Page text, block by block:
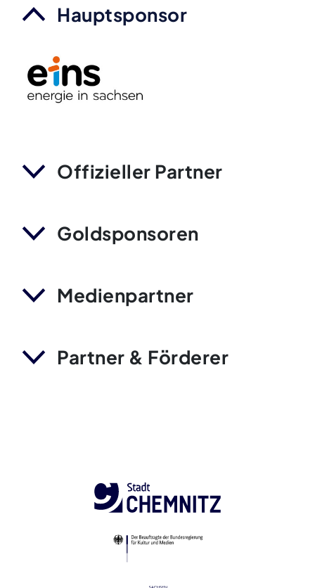
Hauptsponsor
Offizieller Partner
Goldsponsoren
Medienpartner
Partner & Förderer